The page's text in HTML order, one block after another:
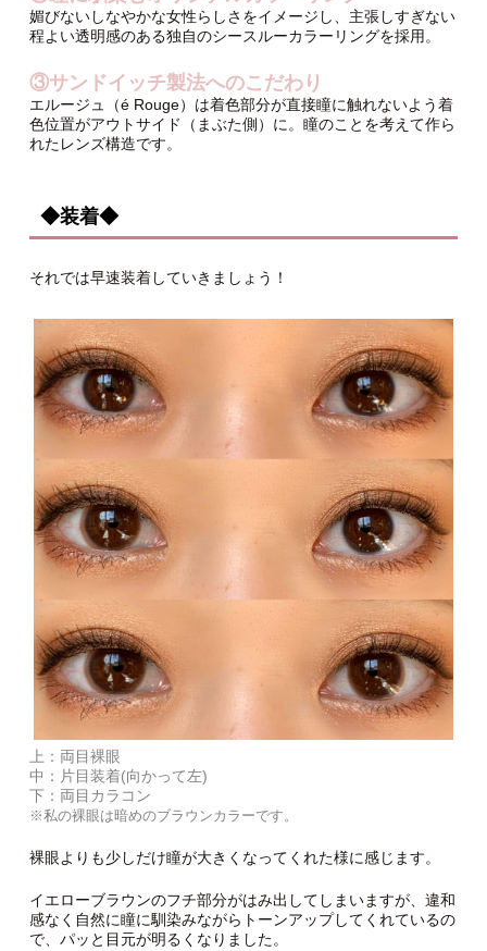
媚びないしなやかな女性らしさをイメージし、主張しすぎない
程よい透明感のある独自のシースルーカラーリングを採用。
③サンドイッチ製法へのこだわり
エルージュ（é Rouge）は着色部分が直接瞳に触れないよう着
色位置がアウトサイド（まぶた側）に。瞳のことを考えて作ら
れたレンズ構造です。
◆装着◆
それでは早速装着していきましょう！
上：両目裸眼
中：片目装着(向かって左)
下：両目カラコン
※私の裸眼は暗めのブラウンカラーです。
裸眼よりも少しだけ瞳が大きくなってくれた様に感じます。
イエローブラウンのフチ部分がはみ出してしまいますが、違和
感なく自然に瞳に馴染みながらトーンアップしてくれているの
で、パッと目元が明るくなりました。